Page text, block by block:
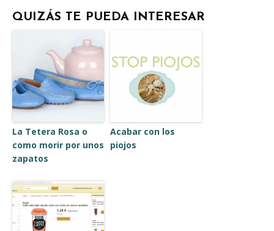
QUIZÁS TE PUEDA INTERESAR
La Tetera Rosa o
como morir por unos
zapatos
Acabar con los
piojos